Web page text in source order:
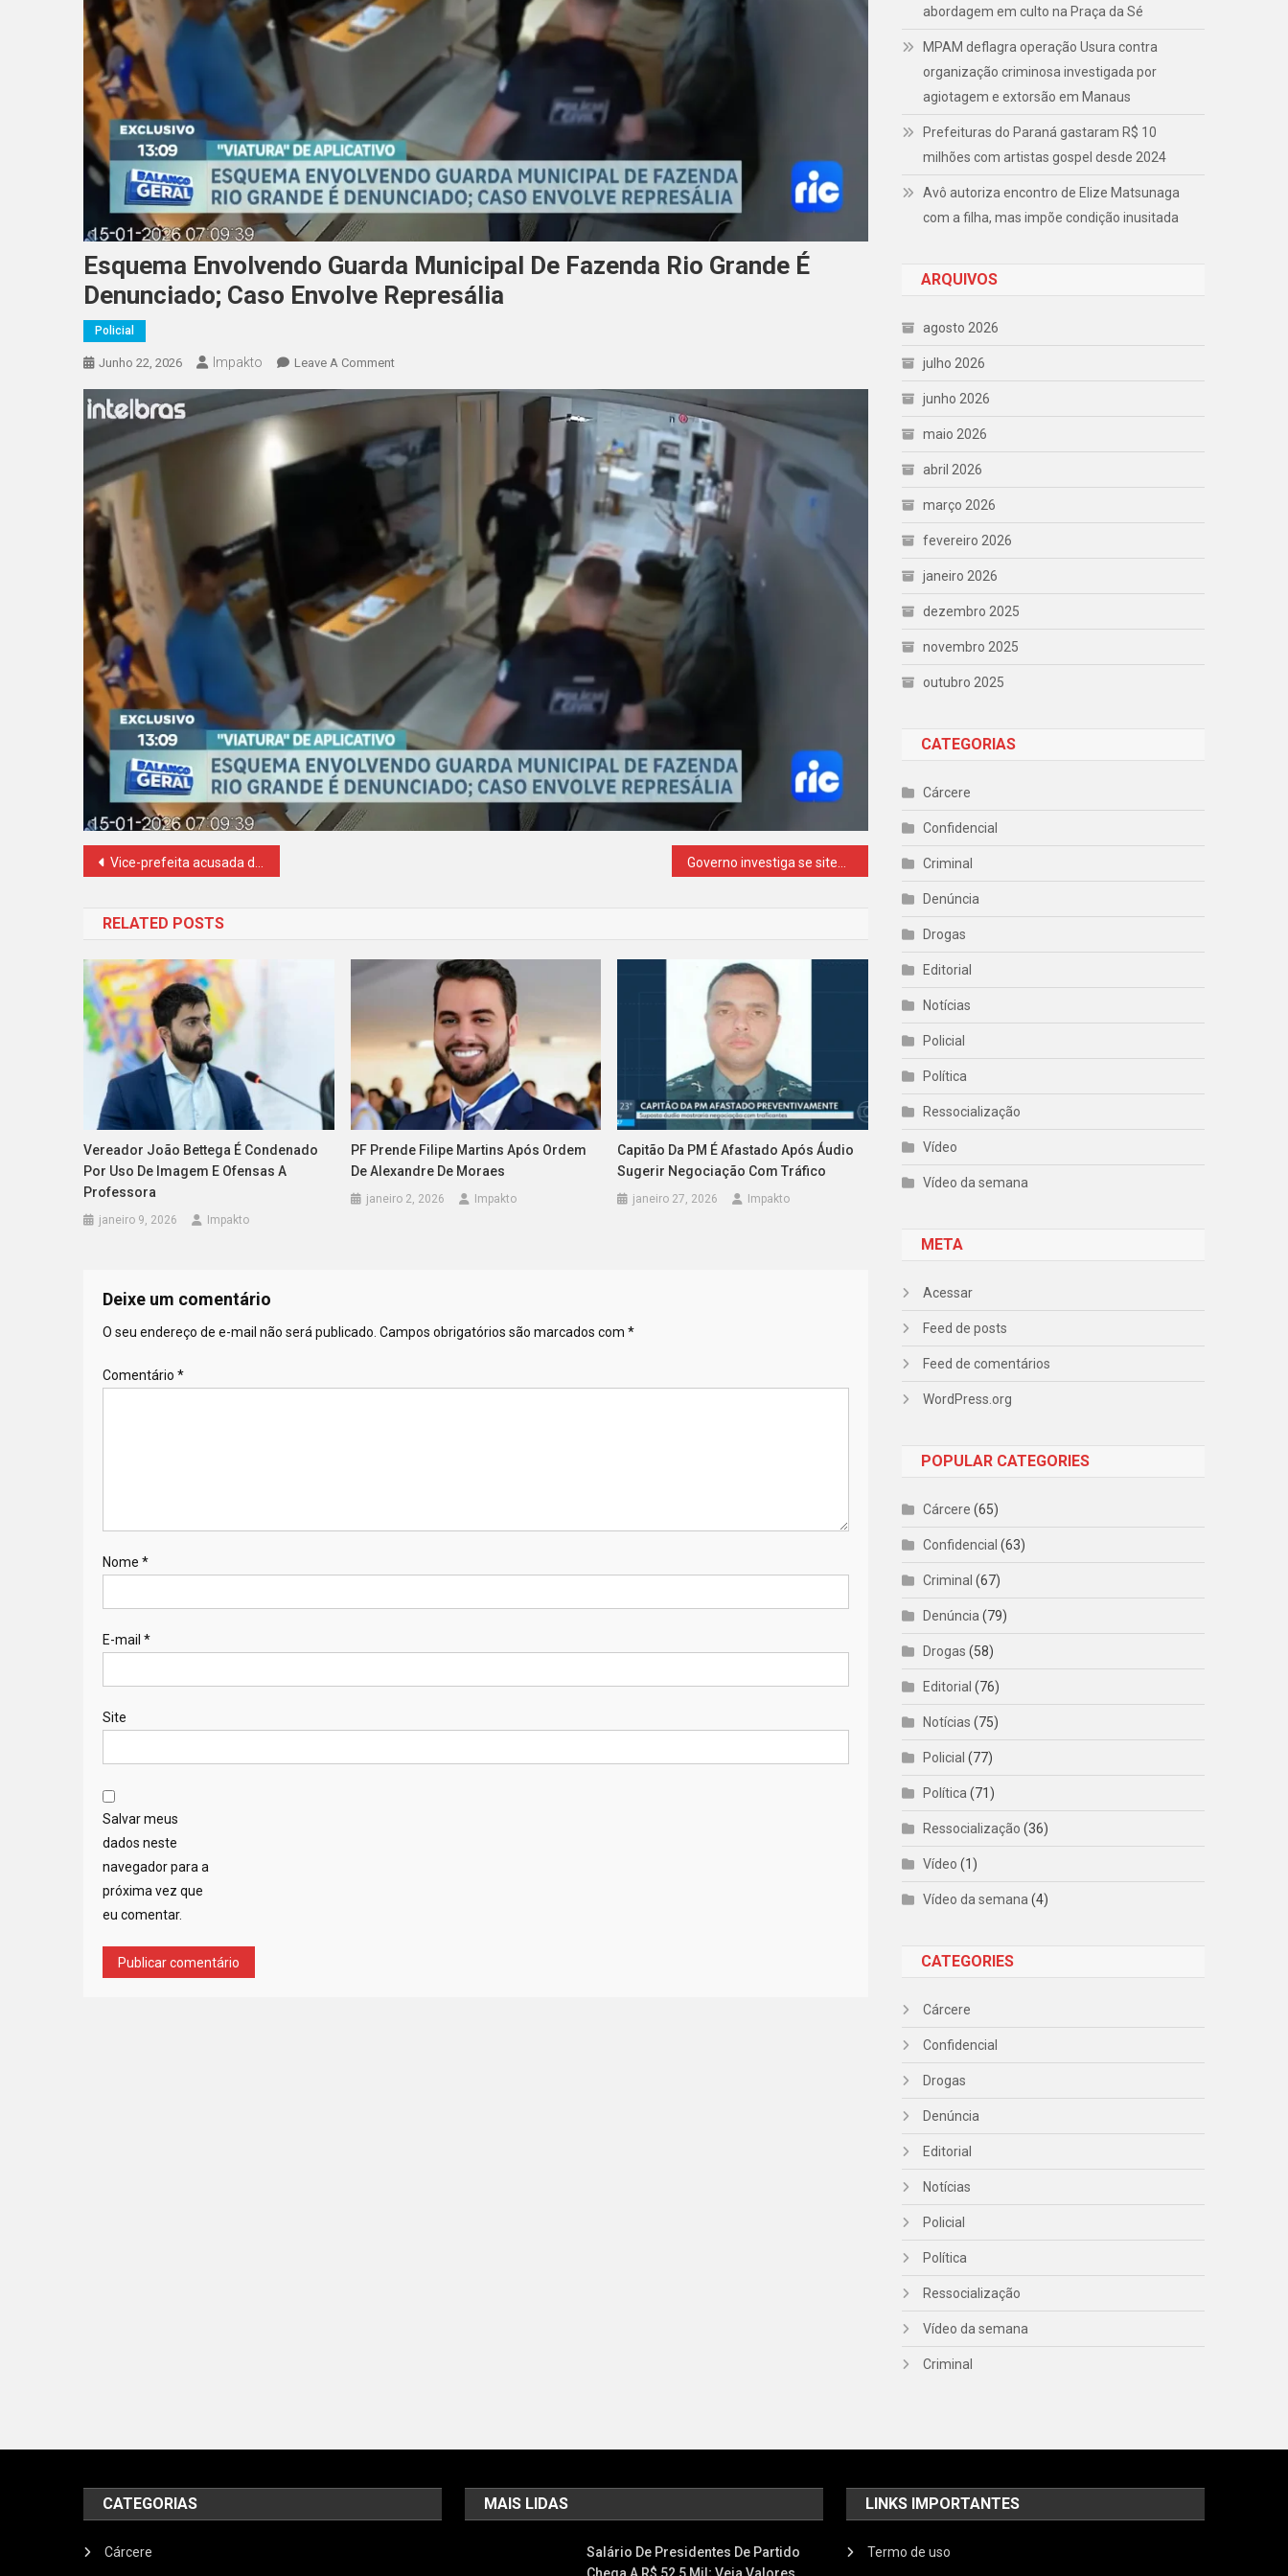
Esquema Envolvendo Guarda Municipal De Fazenda Rio Grande É
Denunciado; Caso Envolve Represália
Policial
Junho 22, 2026 Impakto Leave A CommentOn
Guarda
Municipal
De
Fazenda
Rio
Grande
Denunciado;
Caso
Represália
Navegação
Post
Vice-prefeita acusada de desvio para mãe de santo e servidora fantasma Governo investiga se sites pornôs impedem acesso de menores de idade
RELATED POSTS
Vereador João Bettega É Condenado
Por Uso De Imagem E Ofensas A
Professora
janeiro 9, 2026 Impakto
PF Prende Filipe Martins Após Ordem
De Alexandre De Moraes
janeiro 2, 2026 Impakto
Capitão Da PM É Afastado Após Áudio
Sugerir Negociação Com Tráfico
janeiro 27, 2026 Impakto
Deixe um comentário
O seu endereço de e-mail não será publicado. Campos obrigatórios são marcados com *
Comentário *
Nome *
E-mail *
Site
Salvar meus
dados neste
navegador para a
próxima vez que
eu comentar.
abordagem em culto na Praça da Sé
MPAM deflagra operação Usura contra
organização criminosa investigada por
agiotagem e extorsão em Manaus
Prefeituras do Paraná gastaram R$ 10
milhões com artistas gospel desde 2024
Avô autoriza encontro de Elize Matsunaga
com a filha, mas impõe condição inusitada
ARQUIVOS
agosto 2026
julho 2026
junho 2026
maio 2026
abril 2026
março 2026
fevereiro 2026
janeiro 2026
dezembro 2025
novembro 2025
outubro 2025
CATEGORIAS
Cárcere
Confidencial
Criminal
Denúncia
Drogas
Editorial
Notícias
Policial
Política
Ressocialização
Vídeo
Vídeo da semana
META
Acessar
Feed de posts
Feed de comentários
WordPress.org
POPULAR CATEGORIES
Cárcere (65)
Confidencial (63)
Criminal (67)
Denúncia (79)
Drogas (58)
Editorial (76)
Notícias (75)
Policial (77)
Política (71)
Ressocialização (36)
Vídeo (1)
Vídeo da semana (4)
CATEGORIES
Cárcere
Confidencial
Drogas
Denúncia
Editorial
Notícias
Policial
Política
Ressocialização
Vídeo da semana
Criminal
CATEGORIAS
Cárcere
MAIS LIDAS
Salário De Presidentes De Partido
LINKS IMPORTANTES
Termo de uso